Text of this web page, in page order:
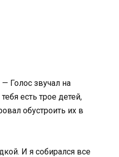
Голос звучал на
есть трое детей,
обустроить их в
И я собирался все